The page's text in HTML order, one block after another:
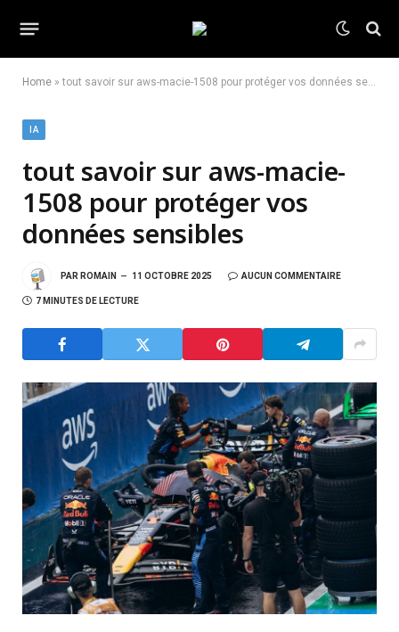
Home »tout savoir sur aws-macie-1508 pour protéger vos données sensibles
IA
tout savoir sur aws-macie-
1508 pour protéger vos
données sensibles
PAR ROMAIN 11 OCTOBRE 2025 AUCUN COMMENTAIRE
7 MINUTES DE LECTURE